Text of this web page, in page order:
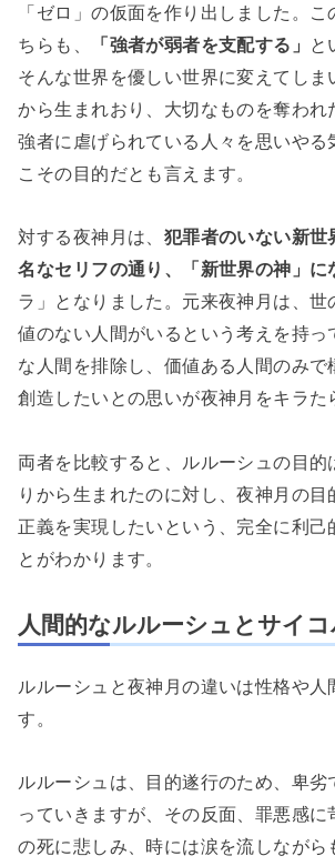
「ゼロ」の仮面を作り出しました。
ちらも、
「強者が弱者を支配する」
と
そんな世界を優しい世界に変えてしま
から生まれおり、大切なものを奪われ
強者に虐げられている人々を思いやる
こその目的だとも言えます。
対する夜神月は、 犯罪者のいない新世
名なセリフの通り、「新世界の神」に
ラ」となりました。元来夜神月は、世
値のない人間がいるという考えを持っ
な人間を排除し、価値ある人間のみで
創造したいとの思いが夜神月をキラた
両者を比較すると、ルルーシュの目的
りから生まれたのに対し、夜神月の目
正義を実現したいという、完全に利己
とがわかります。
人間的なルルーシュとサイコ
ルルーシュと夜神月の違いは性格や人
す。
ルルーシュは、目的遂行のため、卑劣
っていきますが、その反面、罪悪感に
の死に悲しみ、時には涙を流しながら